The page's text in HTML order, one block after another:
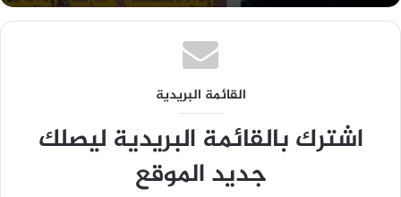
القائمة البريدية
اشترك بالقائمة البريدية ليصلك
جديد الموقع